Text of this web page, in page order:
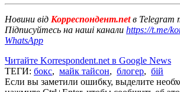
Новини від Корреспондент.netв Telegram
Підписуйтесь на наші канали https://t.me/
WhatsApp
Читайте Korrespondent.net в Google News
ТЕГИ: бокс, майк тайсон, блогер, бій
Если вы заметили ошибку, выделите